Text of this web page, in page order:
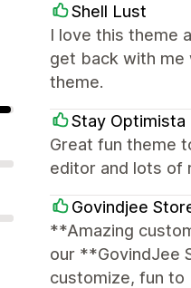
Shell Lust
I love this theme
get back with me
theme.
Stay Optimista
Great fun theme
editor and lots of
Govindjee
**Amazing
our **GovindJee
customize, fun to